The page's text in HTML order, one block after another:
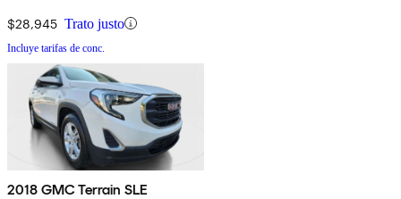
$28,945 Trato justo
Incluye tarifas de conc.
2018 GMC Terrain SLE